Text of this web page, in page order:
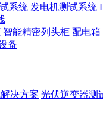
系统 发电机测试系统
智能精密列头柜 配电箱
备
决方案 光伏逆变器测